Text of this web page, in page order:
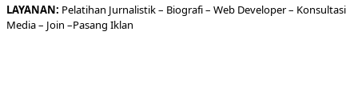
LAYANAN: Pelatihan Jurnalistik – Biografi– Web Developer– Konsultasi
Media– Join –Pasang Iklan